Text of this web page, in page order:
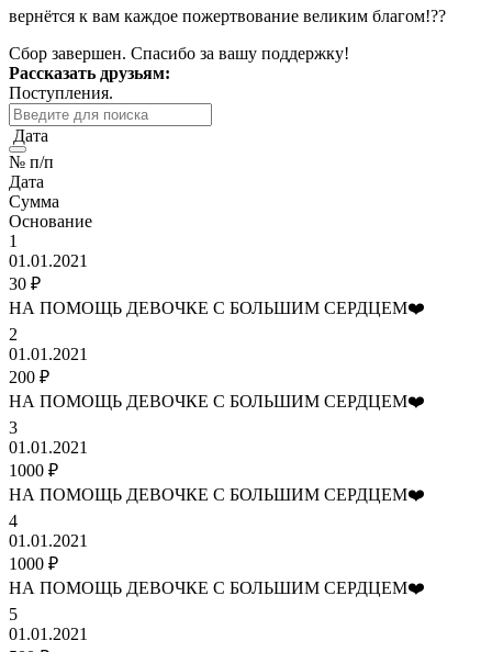
вернётся к вам каждое пожертвование великим благом!??
Сбор завершен. Спасибо за вашу поддержку!
Рассказать друзьям:
Поступления.
Дата
№ п/п
Дата
Сумма
Основание
1
01.01.2021
30 ₽
НА ПОМОЩЬ ДЕВОЧКЕ С БОЛЬШИМ СЕРДЦЕМ❤️
2
01.01.2021
200 ₽
НА ПОМОЩЬ ДЕВОЧКЕ С БОЛЬШИМ СЕРДЦЕМ❤️
3
01.01.2021
1000 ₽
НА ПОМОЩЬ ДЕВОЧКЕ С БОЛЬШИМ СЕРДЦЕМ❤️
4
01.01.2021
1000 ₽
НА ПОМОЩЬ ДЕВОЧКЕ С БОЛЬШИМ СЕРДЦЕМ❤️
5
01.01.2021